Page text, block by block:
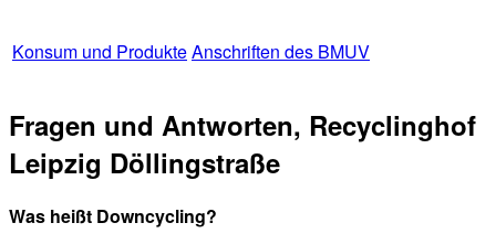
Konsum und ProdukteAnschriften des BMUV
Fragen und Antworten, Recyclinghof
Leipzig Döllingstraße
Was heißt Downcycling?